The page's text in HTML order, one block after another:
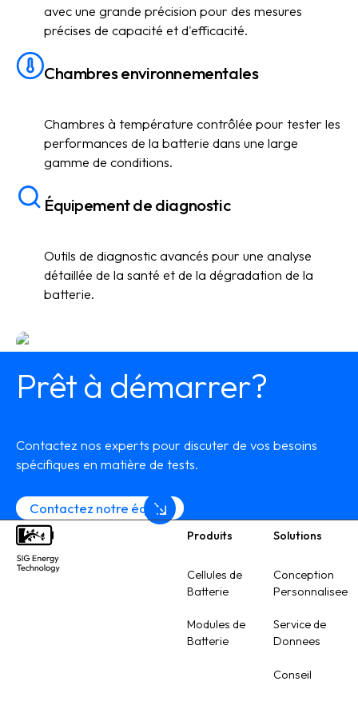
avec une grande précision pour des mesures
précises de capacité et d'efficacité.
Chambres environnementales
Chambres à température contrôlée pour tester les
performances de la batterie dans une large
gamme de conditions.
Équipement de diagnostic
Outils de diagnostic avancés pour une analyse
détaillée de la santé et de la dégradation de la
batterie.
Prêt à démarrer?
Contactez nos experts pour discuter de vos besoins
spécifiques en matière de tests.
Contactez notre équipe
Footer Produits
Cellules de
Batterie
Modules de
Batterie
Solutions
Conception
Personnalisee
Service de
Donnees
Conseil